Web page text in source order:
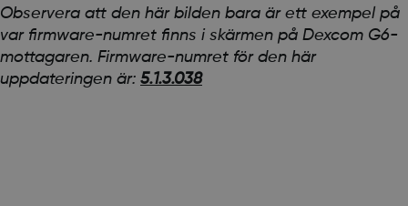
Observera att den här bilden bara är ett exempel på
var firmware-numret finns i skärmen på Dexcom G6-
mottagaren. Firmware-numret för den här
uppdateringen är: 5.1.3.038